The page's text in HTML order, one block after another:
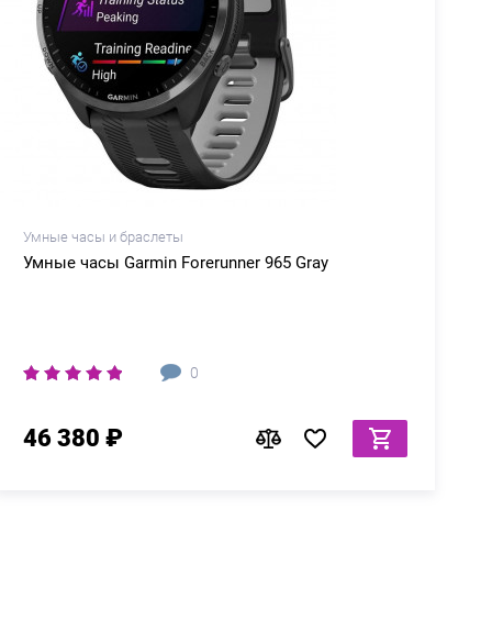
Умные часы и браслеты
Умные часы Garmin Forerunner 965 Gray
0
46 380 ₽